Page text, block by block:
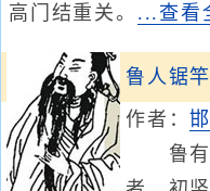
高门结重关。 ...查看
鲁人锯
作者：
鲁有